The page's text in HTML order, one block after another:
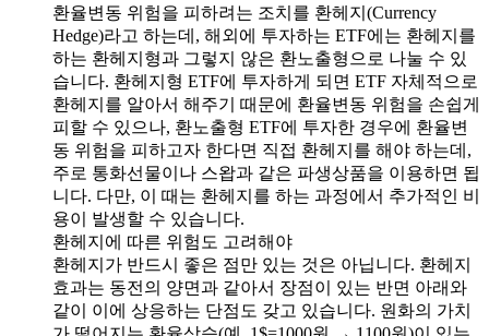
환율변동 위험을 피하려는 조치를 환헤지(Currency
Hedge)라고 하는데, 해외에 투자하는 ETF에는 환헤지를
하는 환헤지형과 그렇지 않은 환노출형으로 나눌 수 있
습니다. 환헤지형 ETF에 투자하게 되면 ETF 자체적으로
환헤지를 알아서 해주기 때문에 환율변동 위험을 손쉽게
피할 수 있으나, 환노출형 ETF에 투자한 경우에 환율변
동 위험을 피하고자 한다면 직접 환헤지를 해야 하는데,
주로 통화선물이나 스왑과 같은 파생상품을 이용하면 됩
니다. 다만, 이 때는 환헤지를 하는 과정에서 추가적인 비
용이 발생할 수 있습니다.
환헤지에 따른 위험도 고려해야
환헤지가 반드시 좋은 점만 있는 것은 아닙니다. 환헤지
효과는 동전의 양면과 같아서 장점이 있는 반면 아래와
같이 이에 상응하는 단점도 갖고 있습니다. 원화의 가치